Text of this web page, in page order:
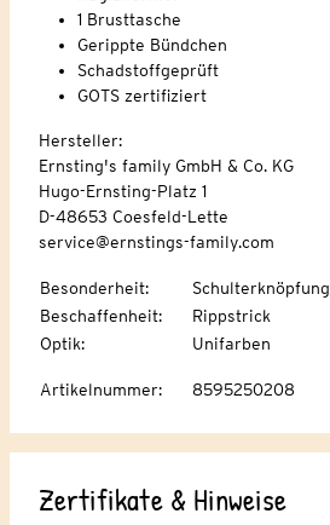
1 Brusttasche
Gerippte Bündchen
Schadstoffgeprüft
GOTS zertifiziert
Hersteller:
Ernsting's family GmbH & Co. KG
Hugo-Ernsting-Platz 1
D-48653 Coesfeld-Lette
service@ernstings-family.com
Besonderheit:
Schulterknöpfung
Beschaffenheit:
Rippstrick
Optik: Unifarben
Artikelnummer: 8595250208
Zertifikate & Hinweise